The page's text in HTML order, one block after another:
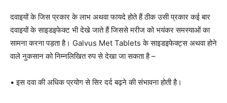
दवाइयों के जिस प्रकार के लाभ अथवा फायदे होते हैं ठीक उसी प्रकार कई बार
दवाइयों के साइडइफेक्ट भी देखे जाते हैं जिससे मरीज को भयंकर समस्याओं का
सामना करना पड़ता है। Galvus Met Tablets के साइडइफेक्ट्स अथवा होने
वाले नुकसान को निम्नलिखित रुप से देखा जा सकता है –
• इस दवा की अधिक प्रयोग से सिर दर्द बढ़ने की संभावना होती है।